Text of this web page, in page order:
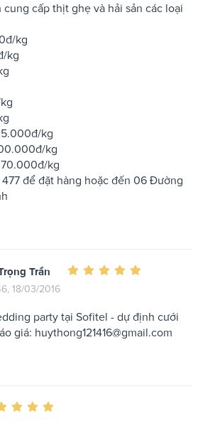
cung cấp thịt ghẹ và hải sản các loại
kg
kg
kg
kg
70.000đ/kg
để đặt hàng hoặc đến 06 Đường
Trần
18/03/2016
party tại Sofitel - dự định cưới
giá: huythong121416@gmail.com